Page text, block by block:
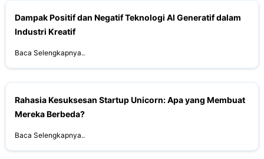
Dampak Positif dan Negatif Teknologi AI Generatif dalam
Industri Kreatif
Baca Selengkapnya..
Rahasia Kesuksesan Startup Unicorn: Apa yang Membuat
Mereka Berbeda?
Baca Selengkapnya..